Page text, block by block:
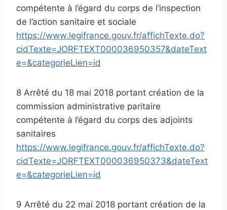
compétente à l’égard du corps de l’inspection
de l’action sanitaire et sociale
https://www.legifrance.gouv.fr/affichTexte.do?
cidTexte=JORFTEXT000036950357&dateText
e=&categorieLien=id
8 Arrêté du 18 mai 2018 portant création de la
commission administrative paritaire
compétente à l’égard du corps des adjoints
sanitaires
https://www.legifrance.gouv.fr/affichTexte.do?
cidTexte=JORFTEXT000036950373&dateText
e=&categorieLien=id
9 Arrêté du 22 mai 2018 portant création de la